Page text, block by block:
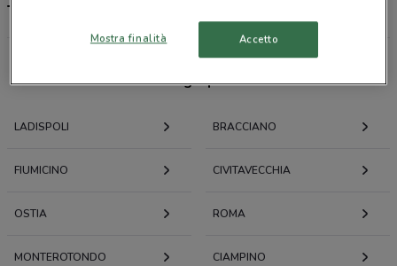
Team 7, offerte e negozi
Offerte volantini e cataloghi per città nelle vicinanze
LADISPOLI BRACCIANO
FIUMICINO CIVITAVECCHIA
OSTIA ROMA
MONTEROTONDO CIAMPINO
Mostra finalità Accetto